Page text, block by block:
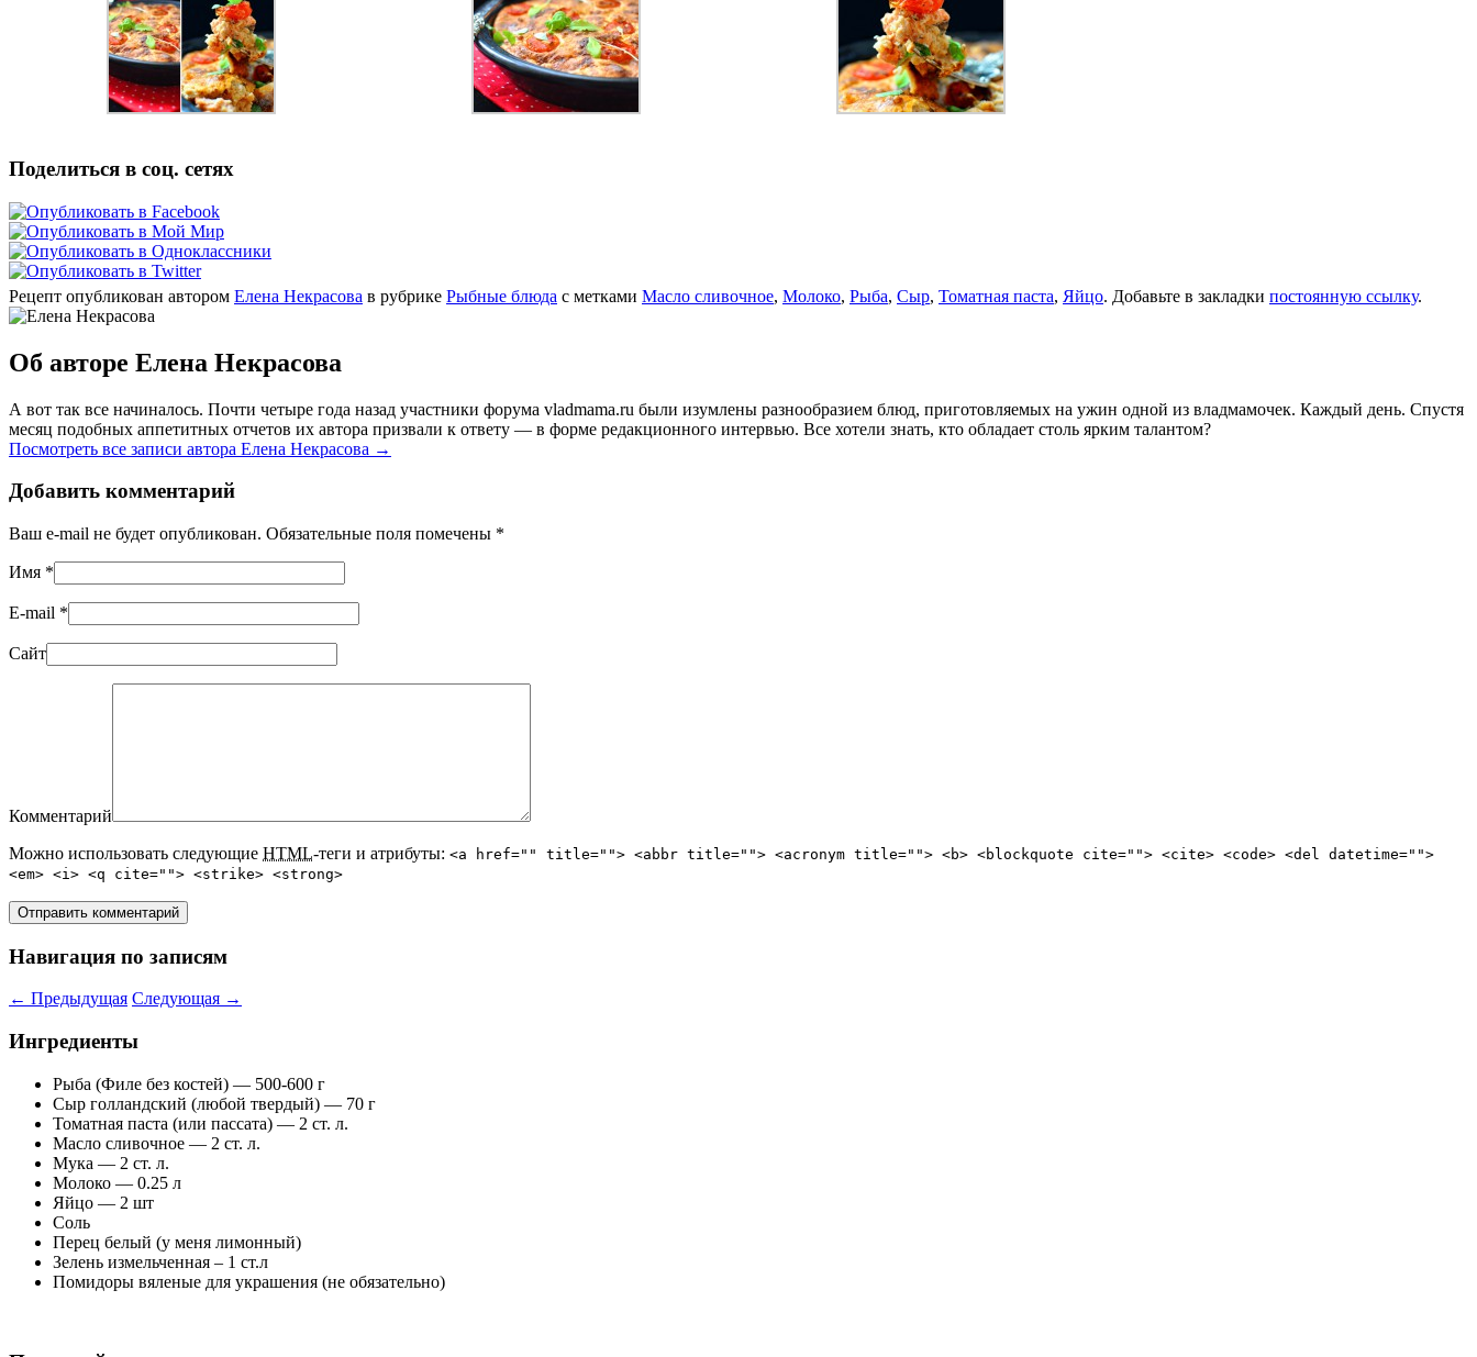
Поделиться в соц. сетях
Рецепт опубликован автором Елена Некрасова в рубрике Рыбные блюда с метками Масло сливочное, Молоко, Рыба, Сыр, Томатная паста, Яйцо. Добавьте в закладки постоянную ссылку.
Об авторе Елена Некрасова
А вот так все начиналось. Почти четыре года назад участники форума vladmama.ru были изумлены разнообразием блюд, приготовляемых на ужин одной из владмамочек. Каждый день. Спустя
месяц подобных аппетитных отчетов их автора призвали к ответу — в форме редакционного интервью. Все хотели знать, кто обладает столь ярким талантом?
Посмотреть все записи автора Елена Некрасова →
Добавить комментарий
Ваш e-mail не будет опубликован. Обязательные поля помечены *
Имя *
E-mail *
Сайт
Комментарий
Можно использовать следующие HTML-теги и атрибуты: <a href="" title=""> <abbr title=""> <acronym title=""> <b> <blockquote cite=""> <cite> <code> <del datetime="">
<em> <i> <q cite=""> <strike> <strong>
Навигация по записям
← Предыдущая Следующая →
Ингредиенты
Рыба (Филе без костей) — 500-600 г
Сыр голландский (любой твердый) — 70 г
Томатная паста (или пассата) — 2 ст. л.
Масло сливочное — 2 ст. л.
Мука — 2 ст. л.
Молоко — 0.25 л
Яйцо — 2 шт
Соль
Перец белый (у меня лимонный)
Зелень измельченная – 1 ст.л
Помидоры вяленые для украшения (не обязательно)